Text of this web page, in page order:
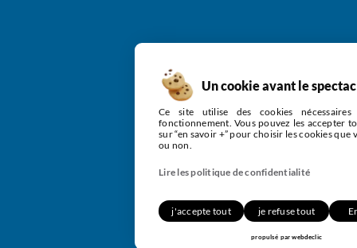
Un cookie avant le
Ce site utilise des cookies
fonctionnement. Vous pouvez les accepter
sur “en savoir +” pour choisir les cookies que
ou non.
Lire les politique de confidentialité
j'accepte tout je refuse tout
propulsé par webdeclic